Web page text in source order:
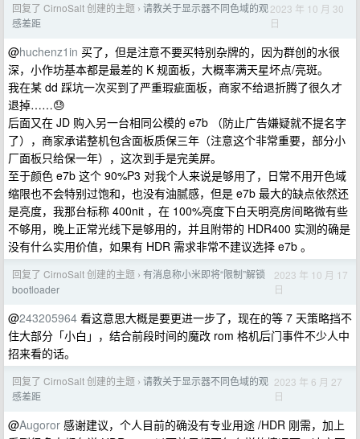
回复了 CirnoSalt 创建的主题 › 请教关于显示器不同色域的观
感差距
2023 年 10 月 30
日
@huchenz1in 买了，但是注意不要买特别杂牌的，因为群创的水很
深，小作坊基本都是最差的 K 规面板，大概率满天星坏点/亮斑。
我在某 dd 踩坑一次买到了严重瑕疵面板，商家不给退折腾了很久才
退掉……😓
后面又在 JD 购入另一台相同公模的 e7b （防止广告嫌疑就不提名字
了），商家承诺整机包含面板质保三年（注意这个非常重要，部分小
厂面板只给保一年），这次到手是完美屏。
至于颜色 e7b 这个 90%P3 对我个人来说是够用了，日常不用开色域
缩限也不会特别过饱和，也没有油腻感，但是 e7b 最大的缺点依然还
是亮度，我那台标称 400nit ，在 100%亮度下白天明亮房间略微有些
不够用，晚上正常光线下是够用的，并且附带的 HDR400 实测的确是
没有什么实用价值，如果有 HDR 需求非常不建议选择 e7b 。
回复了 CirnoSalt 创建的主题 › 有消息称小米即将“限制”解锁
bootloader
2023 年 10 月 17
日
@243205964 看这意思大概是要更进一步了，现在的等 7 天策略挡不
住大部分「小白」，结合前段时间的魔改 rom 格机后门事件不少人中
招来看的话。
回复了 CirnoSalt 创建的主题 › 请教关于显示器不同色域的观
感差距
2023 年 6 月 27
日
@Augoror 感谢建议，个人目前的确没有专业用途 /HDR 刚需，加上